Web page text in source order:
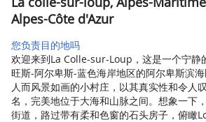
Alpes-Côte d'Azur
您负责目的地吗
欢迎来到La Colle-sur-Loup，这是一个宁静
旺斯-阿尔卑斯-蓝色海岸地区的阿尔卑斯滨
人而风景如画的小村庄，以其真实性和令人
名，完美地位于大海和山脉之间。想象一下
街道，路过带有柔和色窗的石头房子，俯瞰